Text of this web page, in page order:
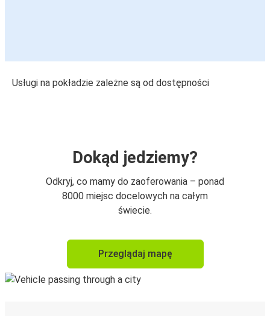
Usługi na pokładzie zależne są od dostępności
Dokąd jedziemy?
Odkryj, co mamy do zaoferowania – ponad
8000 miejsc docelowych na całym
świecie.
Przeglądaj mapę